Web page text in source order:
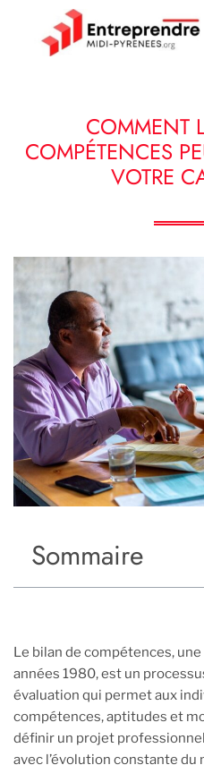
COMMENT
COMPÉTENCES
VOTRE
Sommaire
Le bilan de compétences,
années 1980, est un
évaluation qui permet aux
compétences, aptitudes et
définir un projet
avec l’évolution constante du